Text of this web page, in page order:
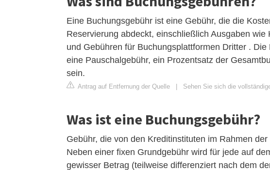
Eine Buchungsgebühr ist eine Gebühr, die die
Reservierung abdeckt, einschließlich Ausgaben
und Gebühren für Buchungsplattformen Dritter .
eine Pauschalgebühr, ein Prozentsatz der
sein.
Antrag auf Entfernung der Quelle | Sehen Sie sich die
Was ist eine Buchungsgebühr?
Gebühr, die von den Kreditinstituten im Rahmen
Neben einer fixen Grundgebühr wird für jede auf
gewisser Betrag (teilweise differenziert nach dem